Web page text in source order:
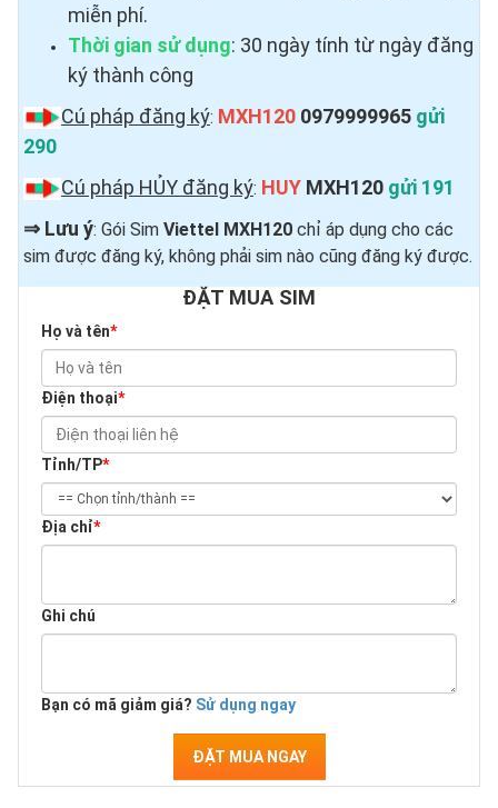
miễn phí.
Thời gian sử dụng: 30 ngày tính từ ngày đăng
ký thành công
Cú pháp đăng ký: MXH120 0979999965 gửi
290
Cú pháp HỦY đăng ký: HUY MXH120 gửi 191
⇒ Lưu ý: Gói Sim Viettel MXH120 chỉ áp dụng cho các
sim được đăng ký, không phải sim nào cũng đăng ký được.
ĐẶT MUA SIM
Họ và tên*
Điện thoại*
Tỉnh/TP*
Địa chỉ*
Ghi chú
Bạn có mã giảm giá? Sử dụng ngay
ĐẶT MUA NGAY